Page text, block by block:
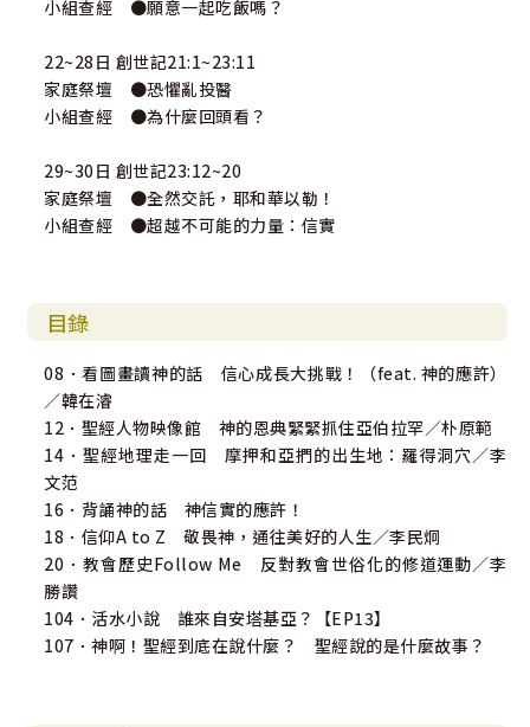
小組查經 ●願意一起吃飯嗎？
22~28日 創世記21:1~23:11
家庭祭壇 ●恐懼亂投醫
小組查經 ●為什麼回頭看？
29~30日 創世記23:12~20
家庭祭壇 ●全然交託，耶和華以勒！
小組查經 ●超越不可能的力量：信實
目錄
08．看圖畫讀神的話 信心成長大挑戰！（feat. 神的應許）
／韓在濬
12．聖經人物映像館 神的恩典緊緊抓住亞伯拉罕／朴原範
14．聖經地理走一回 摩押和亞捫的出生地：羅得洞穴／李
文范
16．背誦神的話 神信實的應許！
18．信仰A to Z 敬畏神，通往美好的人生／李民炯
20．教會歷史Follow Me 反對教會世俗化的修道運動／李
勝讚
104．活水小說 誰來自安塔基亞？【EP13】
107．神啊！聖經到底在說什麼？ 聖經說的是什麼故事？